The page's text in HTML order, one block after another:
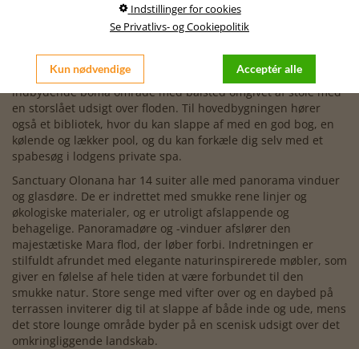
gulvbrædder, der er bleget af den stærke sol. Der er smukke
gamle træer, der strækker sig op fra områdets jord. Væggene
mønstre, som giver en autentisk afrikansk stemning. De store
glasdøre åbner op til terrassen, hvor du finder det
indbydende boma område med bålsted omgivet af stole med
en storslået udsigt over floden. Til hovedbygningen hører
også et bibliotek, hvor du kan slappe af med en god bog, en
kølende og lækker pool, og du kan forkæle dig selv med et
spabesøg i lodgens private spa.
Sanctuary Olonana har 14 suiter alle med panorama vinduer
og glasdøre. De er indrettet med smukke rene linjer og
økologiske materialer, og er utroligt afslappende og
behagelige. Panoramadøre og -vinduer afslører den
majestætiske Mara flod, der løber forbi. Indretningen er
stilfuldt afrundet med elegante naturinspirerede møbler, som
giver en følelse af hele tiden at være forbundet til den
smukke natur. Store senge med vifter over og en daybed på
terrassen inviterer dig til at slappe af både inde og ude, mens
det store lounge område byder på en scenisk udsigt over det
omkringliggende landskab.
Indstillinger for cookies
Se Privatlivs- og Cookiepolitik
Kun nødvendige Acceptér alle